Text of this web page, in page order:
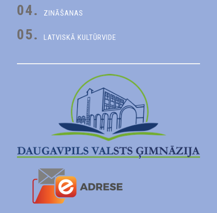
04. ZINĀŠANAS
05. LATVISKĀ KULTŪRVIDE